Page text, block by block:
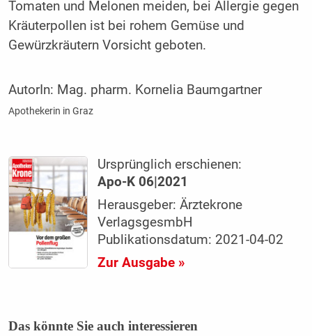
Tomaten und Melonen meiden, bei Allergie gegen
Kräuterpollen ist bei rohem Gemüse und
Gewürzkräutern Vorsicht geboten.
AutorIn: Mag. pharm. Kornelia Baumgartner
Apothekerin in Graz
Ursprünglich erschienen:
Apo-K 06|2021
Herausgeber: Ärztekrone
VerlagsgesmbH
Publikationsdatum: 2021-04-02
Zur Ausgabe »
Das könnte Sie auch interessieren